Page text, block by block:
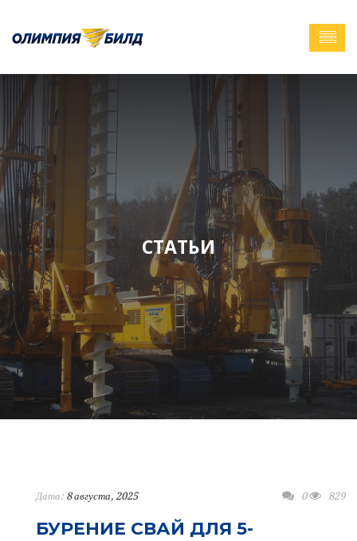
СТАТЬИ
Дата: 8 августа, 2025 0 829
БУРЕНИЕ СВАЙ ДЛЯ 5-